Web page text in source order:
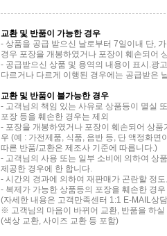
교환 및 반품이 가능한 경우
- 상품을 공급 받으신 날로부터 7일이내 단, 가
경우 포장을 개봉하였거나 포장이 훼손되어
- 공급받으신 상품 및 용역의 내용이 표시.광
다르거나 다르게 이행된 경우에는 공급받은
교환 및 반품이 불가능한 경우
- 고객님의 책임 있는 사유로 상품등이 멸실
포장 등을 훼손한 경우는 제외
- 포장을 개봉하였거나 포장이 훼손되어 상품
우 (예 : 가전제품, 식품, 음반 등, 단 액정화
따른 반품/교환은 제조사 기준에 따릅니다.)
- 고객님의 사용 또는 일부 소비에 의하여 상
제공한 경우에 한 합니다.
- 시간의 경과에 의하여 재판매가 곤란할 정
- 복제가 가능한 상품등의 포장을 훼손한 경우
(자세한 내용은 고객만족센터 1:1 E-MAIL상
※ 고객님의 마음이 바뀌어 교환, 반품을 하
(색상 교환, 사이즈 교환 등 포함)